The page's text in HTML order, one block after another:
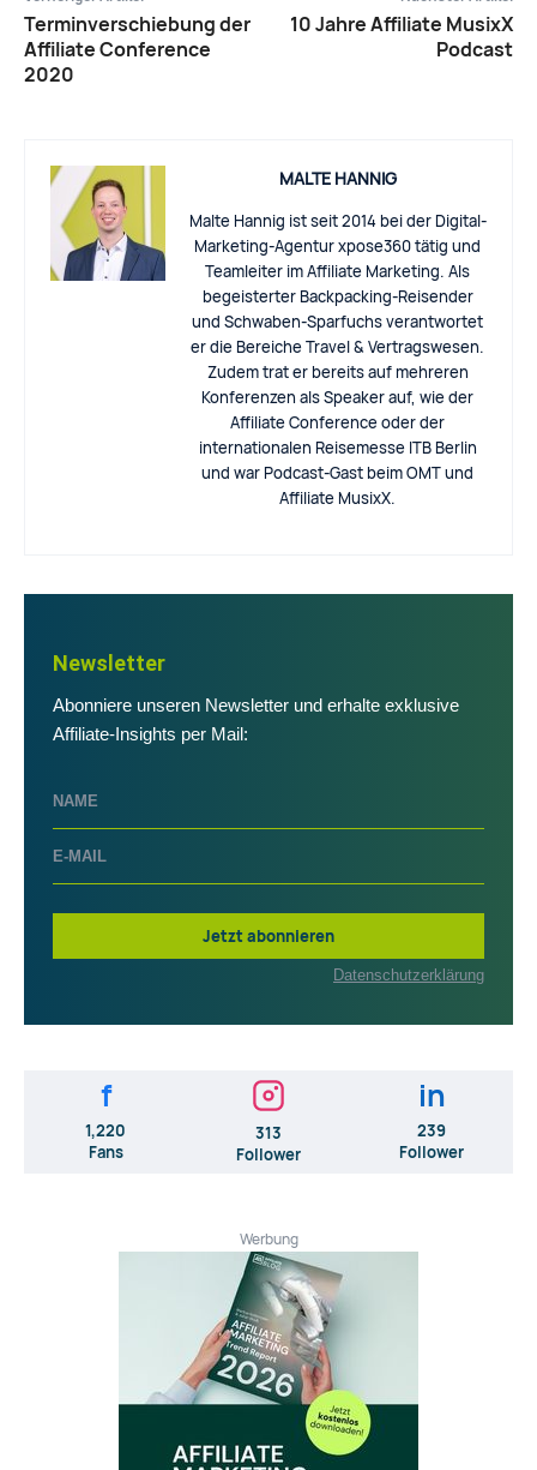
Terminverschiebung der
Affiliate Conference
2020
10 Jahre Affiliate MusixX
Podcast
MALTE HANNIG
Malte Hannig ist seit 2014 bei der Digital-
Marketing-Agentur xpose360 tätig und
Teamleiter im Affiliate Marketing. Als
begeisterter Backpacking-Reisender
und Schwaben-Sparfuchs verantwortet
er die Bereiche Travel & Vertragswesen.
Zudem trat er bereits auf mehreren
Konferenzen als Speaker auf, wie der
Affiliate Conference oder der
internationalen Reisemesse ITB Berlin
und war Podcast-Gast beim OMT und
Affiliate MusixX.
Newsletter
Abonniere unseren Newsletter und erhalte exklusive
Affiliate-Insights per Mail:
Jetzt abonnieren
Datenschutzerklärung
f
1,220
Fans
313
Follower
in
239
Follower
Werbung